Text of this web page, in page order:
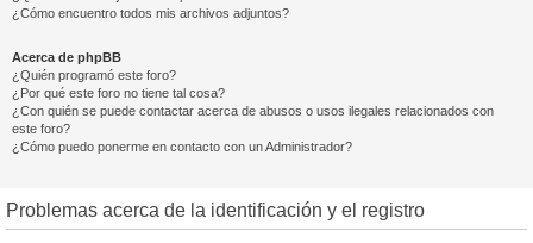
¿Cómo encuentro todos mis archivos adjuntos?
Acerca de phpBB
¿Quién programó este foro?
¿Por qué este foro no tiene tal cosa?
¿Con quién se puede contactar acerca de abusos o usos ilegales relacionados con
este foro?
¿Cómo puedo ponerme en contacto con un Administrador?
Problemas acerca de la identificación y el registro